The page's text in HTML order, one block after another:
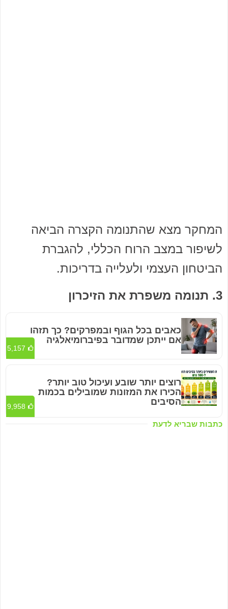
המחקר מצא שהתנומה הקצרה הביאה
לשיפור במצב הרוח הכללי, להגברת
הביטחון העצמי ולעלייה בדריכות.
3. תנומה משפרת את הזיכרון
כתבות שבריא לדעת
כאבים בכל הגוף ובמפרקים? כך תזהו
אם ייתכן שמדובר בפיברומיאלגיה
5,157
רוצים יותר שובע ועיכול טוב יותר?
הכירו את המזונות שמובילים בכמות
הסיבים
9,958